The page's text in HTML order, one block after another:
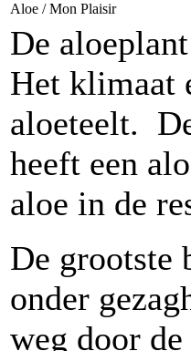
Aloe / Mon Plaisir
De
Het klimaat
aloeteelt.
heeft een
aloe in de
De grootste
onder
weg door